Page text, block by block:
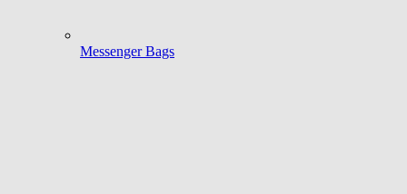
Messenger Bags